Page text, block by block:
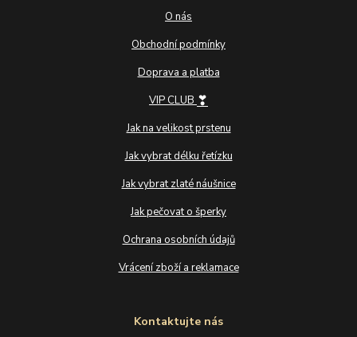
O nás
Obchodní podmínky
Doprava a platba
VIP CLUB ❣
Jak na velikost prstenu
Jak vybrat délku řetízku
Jak vybrat zlaté náušnice
Jak pečovat o šperky
Ochrana osobních údajů
Vrácení zboží a reklamace
Kontaktujte nás